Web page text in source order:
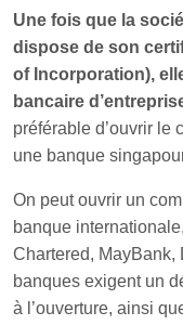
Une fois que la
dispose de son
of Incorporation),
bancaire
préférable d’ouvrir le
une banque
On peut ouvrir un
banque
Chartered, MayBank,
banques exigent un
à l’ouverture, ainsi